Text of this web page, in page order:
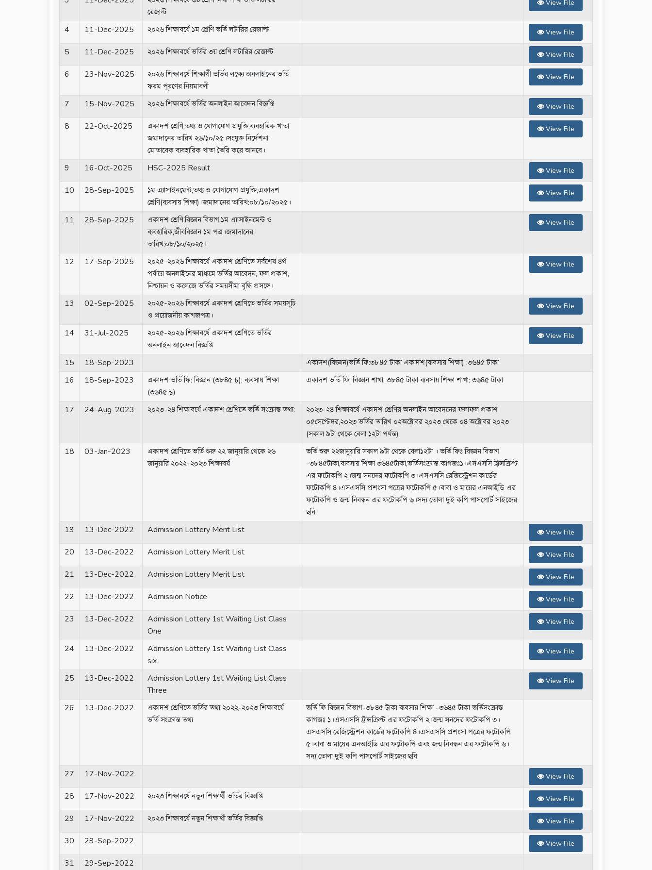
রেজাল্ট
View File
4 11-Dec-2025 ২০২৬ শিক্ষাবর্ষে ১ম শ্রেণি ভর্তি লটারির রেজাল্ট View File
5 11-Dec-2025 ২০২৬ শিক্ষাবর্ষে ভর্তির ৩য় শ্রেণি লটারির রেজাল্ট View File
6 23-Nov-2025
২০২৬ শিক্ষাবর্ষে শিক্ষার্থী ভর্তির লক্ষ্যে অনলাইনের ভর্তি
ফরম পূরণের নিয়মাবলী
View File
7 15-Nov-2025 ২০২৬ শিক্ষাবর্ষে ভর্তির অনলাইন আবেদন বিজ্ঞপ্তি View File
8 22-Oct-2025
একাদশ শ্রেণি,তথ্য ও যোগাযোগ প্রযুক্তি,ব্যবহারিক খাতা
জমাদানের তারিখ ২৬/১০/২৫।সংযুক্ত নির্দেশনা
মোতাবেক ব্যবহারিক খাতা তৈরি করে আনবে।
View File
9 16-Oct-2025 HSC-2025 Result View File
10 28-Sep-2025
১ম এ্যাসাইনমেন্ট,তথ্য ও যোগাযোগ প্রযুক্তি,একাদশ
শ্রেণি(ব্যবসায় শিক্ষা)।জমাদানের তারিখ:০৮/১০/২০২৫।
View File
11 28-Sep-2025
একাদশ শ্রেণি,বিজ্ঞান বিভাগ,১ম এ্যাসাইনমেন্ট ও
ব্যবহারিক,জীববিজ্ঞান ১ম পত্র।জমাদানের
তারিখ:০৮/১০/২০২৫।
View File
12 17-Sep-2025
২০২৫-২০২৬ শিক্ষাবর্ষে একাদশ শ্রেণিতে সর্বশেষ ৪র্থ
পর্যায়ে অনলাইনের মাধ্যমে ভর্তির আবেদন, ফল প্রকাশ,
নিশ্চায়ন ও কলেজে ভর্তির সময়সীমা বৃদ্ধি প্রসঙ্গে।
View File
13 02-Sep-2025
২০২৫-২০২৬ শিক্ষাবর্ষে একাদশ শ্রেণিতে ভর্তির সময়সূচি
ও প্রয়োজনীয় কাগজপত্র।
View File
14 31-Jul-2025
২০২৫-২০২৬ শিক্ষাবর্ষে একাদশ শ্রেণিতে ভর্তির
অনলাইন আবেদন বিজ্ঞপ্তি
View File
15 18-Sep-2023
একাদশ(বিজ্ঞান)ভর্তি ফি:৩৮৪৫ টাকা একাদশ(ব‍্যবসায় শিক্ষা) :৩৬৪৫ টাকা
16
18-Sep-2023
একাদশ ভর্তি ফি: বিজ্ঞান (৩৮৪৫ ৳); ব‍্যবসায় শিক্ষা
(৩৬৪৫ ৳)
একাদশ ভর্তি ফি: বিজ্ঞান শাখা: ৩৮৪৫ টাকা ব‍্যবসায় শিক্ষা শাখা: ৩৬৪৫ টাকা
17 24-Aug-2023 ২০২৩-২৪ শিক্ষাবর্ষে একাদশ শ্রেণিতে ভর্তি সংক্রান্ত তথ‍্য:
২০২৩-২৪ শিক্ষাবর্ষে একাদশ শ্রেণির অনলাইন আবেদনের ফলাফল প্রকাশ
০৫সেপ্টেম্বর,২০২৩ ভর্তির তারিখ ০২অক্টোবর ২০২৩ থেকে ০৪ অক্টোবর ২০২৩
(সকাল ৯টা থেকে বেলা ১২টা পর্যন্ত)
18
03-Jan-2023
একাদশ শ্রেণিতে ভর্তি শুরু ২২ জানুয়ারি থেকে ২৬
জানুয়ারি ২০২২-২০২৩ শিক্ষাবর্ষ
ভর্তি শুরু ২২জানুয়ারি সকাল ৯টা থেকে বেলা১২টা । ভর্তি ফিঃ বিজ্ঞান বিভাগ
-৩৮৪৫টাকা,ব্যবসায় শিক্ষা ৩৬৪৫টাকা,ভর্তিসংক্রান্ত কাগজঃ১।এসএসসি ট্রান্সক্রিপ্ট
এর ফটোকপি ২।জন্ম সনদের ফটোকপি ৩।এসএসসি রেজিস্ট্রেশন কার্ডের
ফটোকপি ৪।এসএসসি প্রশংসা পত্রের ফটোকপি ৫।বাবা ও মায়ের এনআইডি এর
ফটোকপি ও জন্ম নিবন্ধন এর ফটোকপি ৬।সদ্য তোলা দুই কপি পাসপোর্ট সাইজের
ছবি
19
13-Dec-2022 Admission Lottery Merit List View File
20 13-Dec-2022 Admission Lottery Merit List View File
21 13-Dec-2022 Admission Lottery Merit List View File
22 13-Dec-2022 Admission Notice View File
23 13-Dec-2022
Admission Lottery 1st Waiting List Class
One
View File
24 13-Dec-2022
Admission Lottery 1st Waiting List Class
six
View File
25 13-Dec-2022
Admission Lottery 1st Waiting List Class
Three
View File
26 13-Dec-2022
একাদশ শ্রেণিতে ভর্তির তথ্য ২০২২-২০২৩ শিক্ষাবর্ষে
ভর্তি সংক্রান্ত তথ্য
ভর্তি ফি বিজ্ঞান বিভাগ-৩৮৪৫ টাকা ব্যবসায় শিক্ষা -৩৬৪৫ টাকা ভর্তিসংক্রান্ত
কাগজঃ ১।এসএসসি ট্রান্সক্রিপ্ট এর ফটোকপি ২।জন্ম সনদের ফটোকপি ৩।
এসএসসি রেজিস্ট্রেশন কার্ডের ফটোকপি ৪।এসএসসি প্রশংসা পত্রের ফটোকপি
৫।বাবা ও মায়ের এনআইডি এর ফটোকপি এবং জন্ম নিবন্ধন এর ফটোকপি ৬।
সদ্য তোলা দুই কপি পাসপোর্ট সাইজের ছবি
27
17-Nov-2022 View File
28 17-Nov-2022 ২০২৩ শিক্ষাবর্ষে নতুন শিক্ষার্থী ভর্তির বিজ্ঞাপ্তি View File
29 17-Nov-2022 ২০২৩ শিক্ষাবর্ষে নতুন শিক্ষার্থী ভর্তির বিজ্ঞাপ্তি View File
30 29-Sep-2022 View File
31 29-Sep-2022